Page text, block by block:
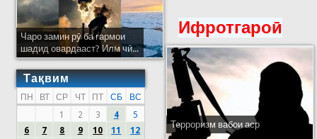
Чаро замин рӯ ба гармои
шадид овардааст? Илм чӣ...
Тақвим
ПН ВТ СР ЧТ ПТ СБ
ВС
1
2 3 4
5
6
7 8 9 10 11
12
Ифротгароӣ
Терроризм вабои аср